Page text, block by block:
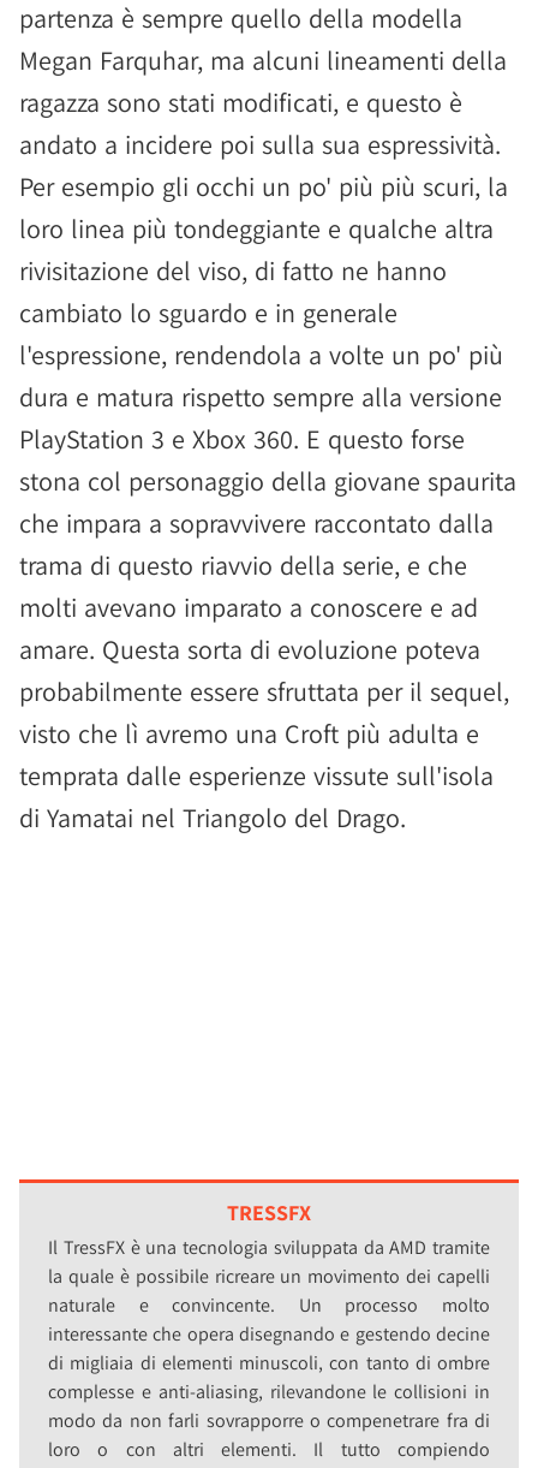
partenza è sempre quello della modella
Megan Farquhar, ma alcuni lineamenti della
ragazza sono stati modificati, e questo è
andato a incidere poi sulla sua espressività.
Per esempio gli occhi un po' più più scuri, la
loro linea più tondeggiante e qualche altra
rivisitazione del viso, di fatto ne hanno
cambiato lo sguardo e in generale
l'espressione, rendendola a volte un po' più
dura e matura rispetto sempre alla versione
PlayStation 3 e Xbox 360. E questo forse
stona col personaggio della giovane spaurita
che impara a sopravvivere raccontato dalla
trama di questo riavvio della serie, e che
molti avevano imparato a conoscere e ad
amare. Questa sorta di evoluzione poteva
probabilmente essere sfruttata per il sequel,
visto che lì avremo una Croft più adulta e
temprata dalle esperienze vissute sull'isola
di Yamatai nel Triangolo del Drago.
TRESSFX
Il TressFX è una tecnologia sviluppata da AMD tramite
la quale è possibile ricreare un movimento dei capelli
naturale e convincente. Un processo molto
interessante che opera disegnando e gestendo decine
di migliaia di elementi minuscoli, con tanto di ombre
complesse e anti-aliasing, rilevandone le collisioni in
modo da non farli sovrapporre o compenetrare fra di
loro o con altri elementi. Il tutto compiendo